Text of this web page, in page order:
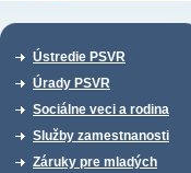
Ústredie PSVR
Úrady PSVR
Sociálne veci a rodina
Služby zamestnanosti
Záruky pre mladých